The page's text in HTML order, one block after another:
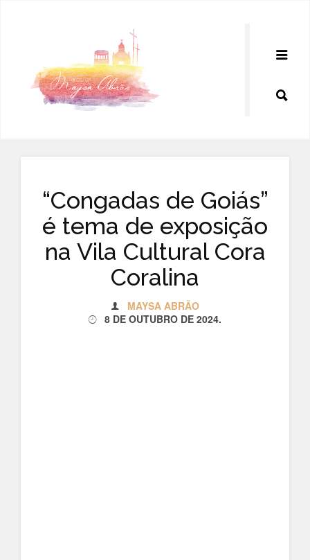
“Congadas de Goiás”
é tema de exposição
na Vila Cultural Cora
Coralina
MAYSA ABRÃO
8 DE OUTUBRO DE 2024.